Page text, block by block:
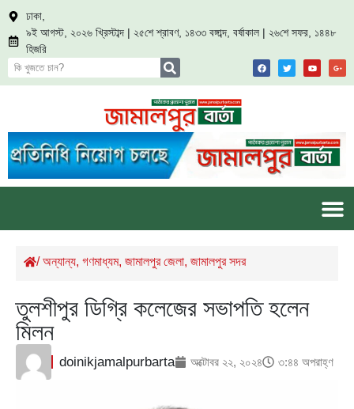
ঢাকা,
৯ই আগস্ট, ২০২৬ খ্রিস্টাব্দ | ২৫শে শ্রাবণ, ১৪৩৩ বঙ্গাব্দ, বর্ষাকাল | ২৬শে সফর, ১৪৪৮
হিজরি
/অন্যান্য, গণমাধ্যম, জামালপুর জেলা, জামালপুর সদর
তুলশীপুর ডিগ্রি কলেজের সভাপতি হলেন
মিলন
doinikjamalpurbarta অক্টোবর ২২, ২০২৪ ৩:৪৪ অপরাহ্ণ